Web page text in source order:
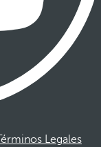
Términos Legales